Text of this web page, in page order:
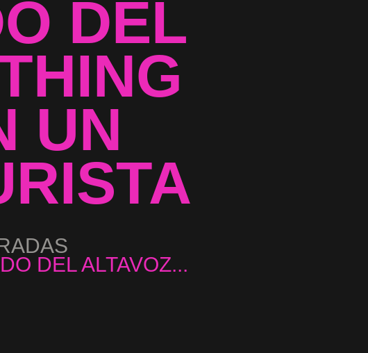
DEL
UN
DEL ALTAVOZ...